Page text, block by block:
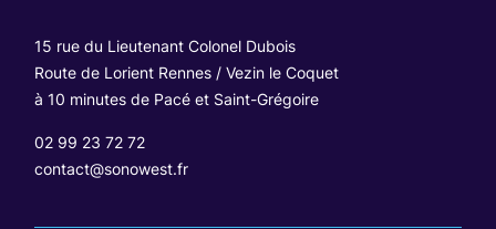
15 rue du Lieutenant Colonel Dubois
Route de Lorient Rennes / Vezin le Coquet
à 10 minutes de Pacé et Saint-Grégoire
02 99 23 72 72
contact@sonowest.fr